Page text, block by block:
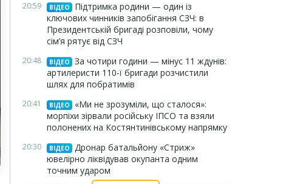
20:59 ВІДЕО
Підтримка родини — один із
ключових чинників запобігання СЗЧ: в
Президентській бригаді розповіли, чому
сім’я рятує від СЗЧ
20:48 ВІДЕО
За чотири години — мінус 11 ждунів:
артилеристи 110-ї бригади розчистили
шлях для побратимів
20:41 ВІДЕО
«Ми не зрозуміли, що сталося»:
морпіхи зірвали російську ІПСО та взяли
полонених на Костянтинівському напрямку
20:30 ВІДЕО
Дронар батальйону «Стриж»
ювелірно ліквідував окупанта одним
точним ударом